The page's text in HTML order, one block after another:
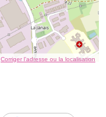
Corriger l’adresse ou la localisation